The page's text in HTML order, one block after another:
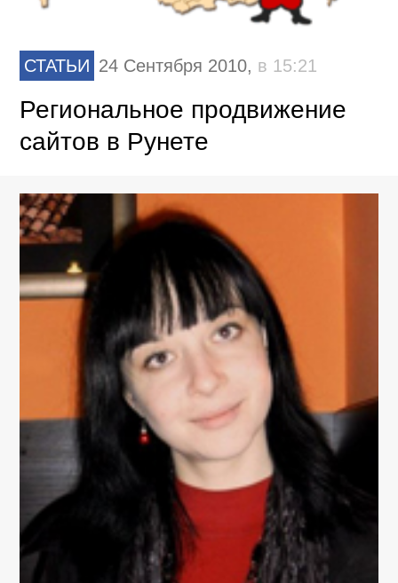
СТАТЬИ 24 Сентября 2010, в 15:21
Региональное продвижение
сайтов в Рунете